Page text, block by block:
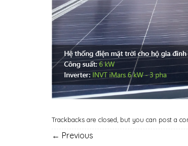
Trackbacks are closed, but you can post a
← Previous